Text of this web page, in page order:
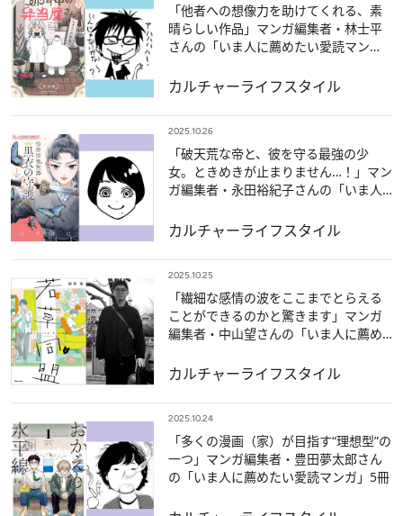
「他者への想像力を助けてくれる、素
晴らしい作品」マンガ編集者・林士平
さんの「いま人に薦めたい愛読マン
カルチャーライフスタイル
2025.10.26
「破天荒な帝と、彼を守る最強の少
女。ときめきが止まりません…！」マン
ガ編集者・永田裕紀子さんの「いま人
カルチャーライフスタイル
2025.10.25
「繊細な感情の波をここまでとらえる
ことができるのかと驚きます」マンガ
編集者・中山望さんの「いま人に薦め
カルチャーライフスタイル
2025.10.24
「多くの漫画（家）が目指す“理想型”の
一つ」マンガ編集者・豊田夢太郎さん
の「いま人に薦めたい愛読マンガ」5冊